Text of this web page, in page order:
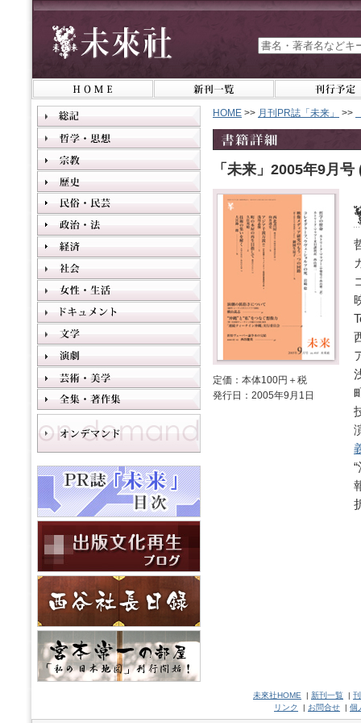
HOME >> 月刊PR誌「未来」 >>
「未来」2005年9月
定価：本体100円＋税
発行日：2005年9月1日
未來社HOME | 新刊一覧 |
リンク
| お問合せ | 個